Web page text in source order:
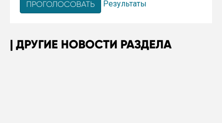
Результаты
ДРУГИЕ НОВОСТИ РАЗДЕЛА